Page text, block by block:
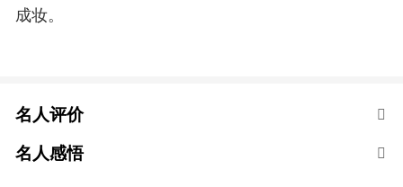
成妆。
名人评价
名人感悟